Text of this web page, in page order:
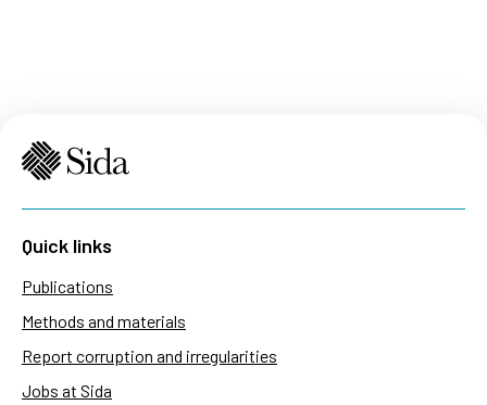
Quick links
Publications
Methods and materials
Report corruption and irregularities
Jobs at Sida